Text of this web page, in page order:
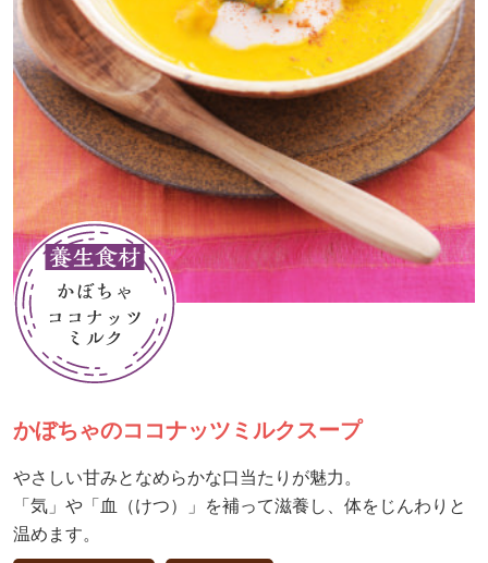
かぼちゃのココナッツミルクスープ
やさしい甘みとなめらかな口当たりが魅力。
「気」や「血（けつ）」を補って滋養し、体をじんわりと
温めます。